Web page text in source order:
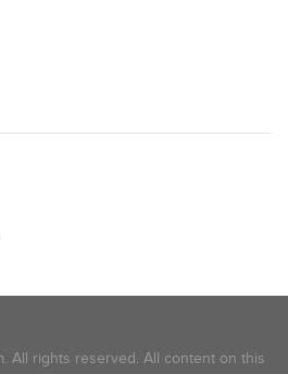
All rights reserved. All content on this